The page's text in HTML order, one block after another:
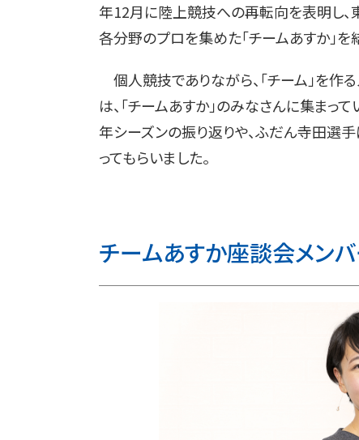
年12月に陸上競技への再転向を表明し、
各分野のプロを集めた「チームあすか」を
個人競技でありながら、「チーム」を作
は、「チームあすか」のみなさんに集ま
年シーズンの振り返りや、ふだん寺田選
ってもらいました。
チームあすか座談会メン